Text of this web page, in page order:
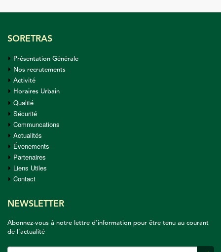
SORETRAS
Présentation Générale
Nos recrutements
Activité
Horaires Urbain
Qualité
Sécurité
Communcations
Actualités
Évenements
Partenaires
Liens Utiles
Contact
NEWSLETTER
Abonnez-vous à notre lettre d'information pour être tenu au courant
de l'actualité